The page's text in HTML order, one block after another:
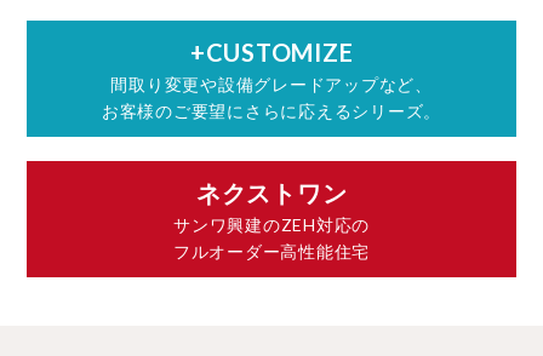
+CUSTOMIZE
間取り変更や設備グレードアップなど、
お客様のご要望にさらに応えるシリーズ。
ネクストワン
サンワ興建のZEH対応の
フルオーダー高性能住宅